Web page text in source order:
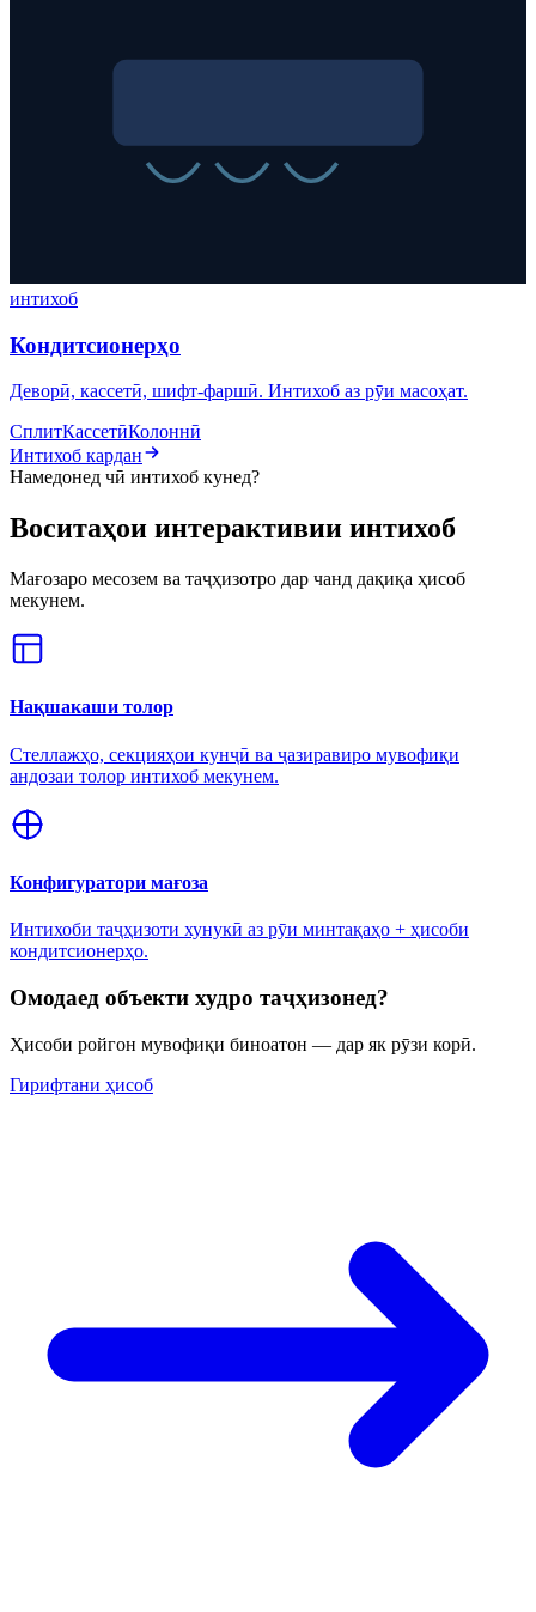
интихоб
Кондитсионерҳо
Деворӣ, кассетӣ, шифт-фаршӣ. Интихоб аз рӯи масоҳат.
СплитКассетӣКолоннӣ
Интихоб кардан
Намедонед чӣ интихоб кунед?
Воситаҳои интерактивии интихоб
Мағозаро месозем ва таҷҳизотро дар чанд дақиқа ҳисоб
мекунем.
Нақшакаши толор
Стеллажҳо, секцияҳои кунҷӣ ва ҷазиравиро мувофиқи
андозаи толор интихоб мекунем.
Конфигуратори мағоза
Интихоби таҷҳизоти хунукӣ аз рӯи минтақаҳо + ҳисоби
кондитсионерҳо.
Омодаед объекти худро таҷҳизонед?
Ҳисоби ройгон мувофиқи биноатон — дар як рӯзи корӣ.
Гирифтани ҳисоб